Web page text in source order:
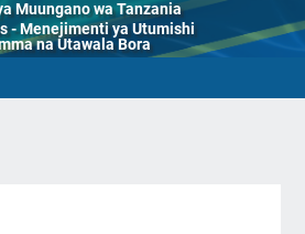
Muungano wa Tanzania
- Menejimenti ya Utumishi
na Utawala Bora